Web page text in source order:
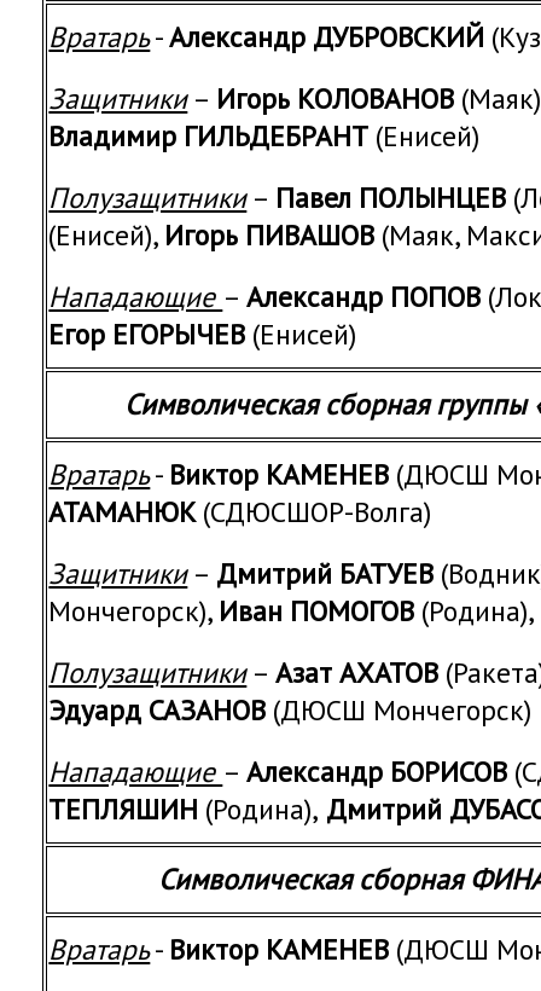
Вратарь-Александр ДУБРОВСКИЙ
Защитники– Игорь КОЛОВАНОВ
Владимир ГИЛЬДЕБРАНТ (Енисей)
Полузащитники– Павел ПОЛЫНЦЕВ
(Енисей), Игорь ПИВАШОВ (Маяк,
Нападающие –Александр ПОПОВ
Егор ЕГОРЫЧЕВ (Енисей)
Символическая сборная группы
Вратарь- Виктор КАМЕНЕВ (ДЮСШ
АТАМАНЮК(СДЮСШОР-Волга)
Защитники– Дмитрий БАТУЕВ
Мончегорск), Иван ПОМОГОВ (Родина),
Полузащитники–Азат АХАТОВ
Эдуард САЗАНОВ (ДЮСШ Мончегорск)
Нападающие –Александр БОРИСОВ
ТЕПЛЯШИН (Родина), Дмитрий
Символическая сборная
Вратарь- Виктор КАМЕНЕВ (ДЮСШ